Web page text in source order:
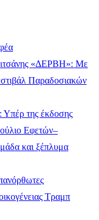
«ΔΕΡΒΗ»: Με
Παραδοσιακών
Υπέρ της έκδοσης
Εφετών–
και ξέπλυμα
Τραμπ